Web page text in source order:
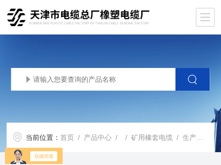
当前位置：首页 / 产品中心 / /矿用橡套电缆 / 生产基地MYQ矿用照明电缆3*2.5+1*1.5*价格